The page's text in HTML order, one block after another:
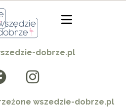
dobrze.pl
wszedzie-dobrze.pl